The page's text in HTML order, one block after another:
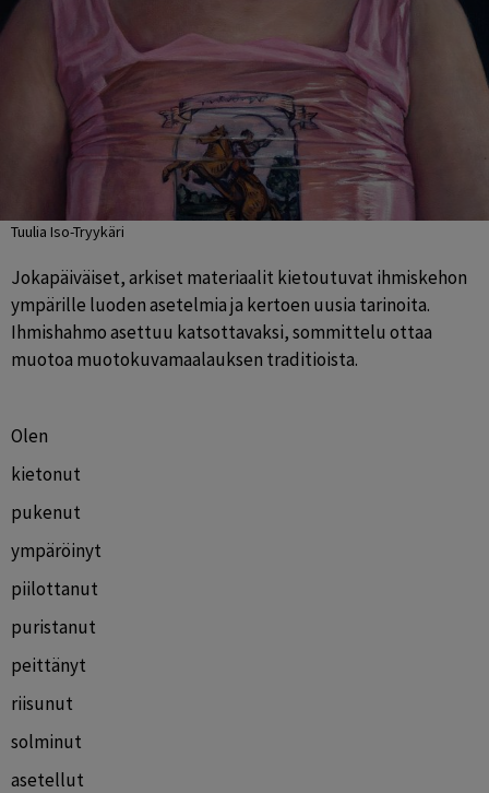
Tuulia Iso-Tryykäri
Jokapäiväiset, arkiset materiaalit kietoutuvat ihmiskehon
ympärille luoden asetelmia ja kertoen uusia tarinoita.
Ihmishahmo asettuu katsottavaksi, sommittelu ottaa
muotoa muotokuvamaalauksen traditioista.
Olen
kietonut
pukenut
ympäröinyt
piilottanut
puristanut
peittänyt
riisunut
solminut
asetellut